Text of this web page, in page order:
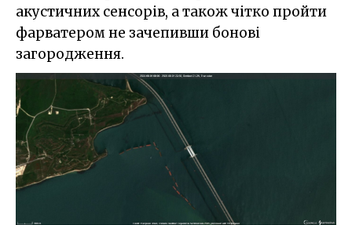
акустичних сенсорів, а також чітко пройти
фарватером не зачепивши бонові
загородження.